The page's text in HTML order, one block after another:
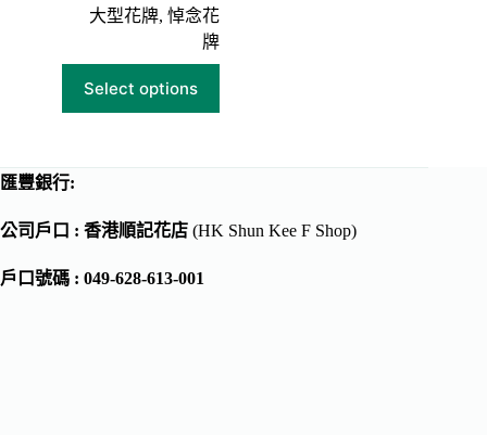
大型花牌, 悼念花
牌
Select options
匯豐銀行:
公司戶口 : 香港順記花店 (HK Shun Kee F Shop)
戶口號碼 : 049-628-613-001